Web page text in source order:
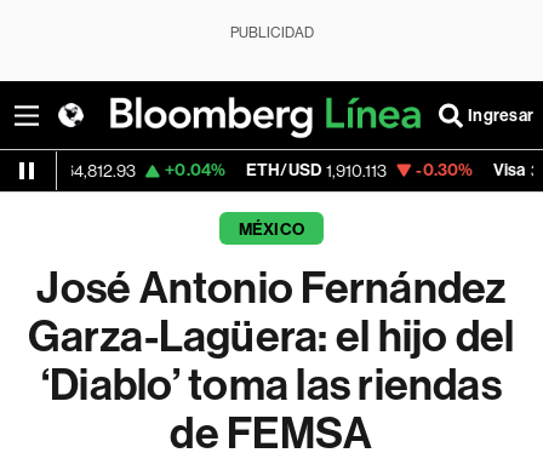
PUBLICIDAD
Ingresar
+0.04% ETH/USD 1,910.113 -0.30% Visa 368.54 -
MÉXICO
José Antonio Fernández
Garza-Lagüera: el hijo del
‘Diablo’ toma las riendas
de FEMSA